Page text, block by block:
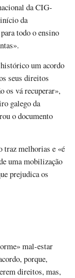
da CIG-
da
todo o ensino
um acordo
seus direitos
os vá recuperar»,
galego da
o documento
traz melhorias e «é
uma mobilização
prejudica os
mal-estar
porque,
direitos, mas,